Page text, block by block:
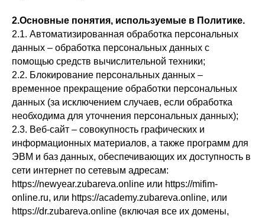
2.Основные понятия, используемые в Политике.
2.1. Автоматизированная обработка персональных
данных – обработка персональных данных с
помощью средств вычислительной техники;
2.2. Блокирование персональных данных –
временное прекращение обработки персональных
данных (за исключением случаев, если обработка
необходима для уточнения персональных данных);
2.3. Веб-сайт – совокупность графических и
информационных материалов, а также программ для
ЭВМ и баз данных, обеспечивающих их доступность в
сети интернет по сетевым адресам:
https://newyear.zubareva.online или https://mifim-
online.ru, или https://academy.zubareva.online, или
https://dr.zubareva.online (включая все их домены,